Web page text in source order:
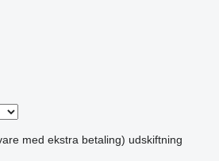
med ekstra betaling) udskiftning